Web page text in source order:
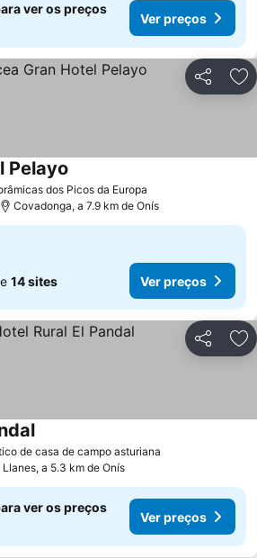
ver os preços
Ver preços
Partilhar
dos Picos da Europa
Pelayo
Covadonga, a 7.9 km de Onís
14 sites Ver preços
Partilhar
de casa de campo asturiana
Ver preços
Llanes, a 5.3 km de Onís
ver os preços
Ver preços